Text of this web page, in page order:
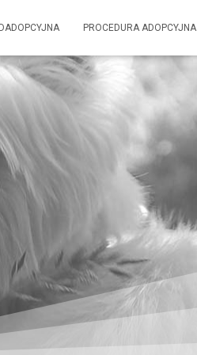
PROCEDURA ADOPCYJNA